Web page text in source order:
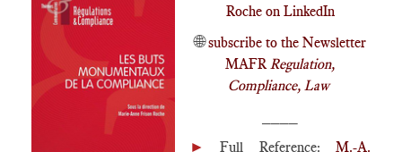
Roche on LinkedIn
🌐 subscribe to the Newsletter
MAFRRegulation,
Compliance, Law
►Full Reference:M.-A.